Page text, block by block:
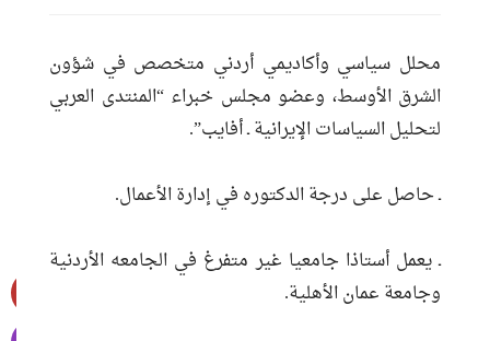
مناطق الخبرة:الشرق الأوسط
اللغات:العربية ـ الإنجليزية
محلل سياسي وأكاديمي أردني متخصص في شؤون
الشرق الأوسط، وعضو مجلس خبراء “المنتدى العربي
لتحليل السياسات الإيرانية ـ أفايب”.
ـ حاصل على درجة الدكتوره في إدارة الأعمال.
ـ يعمل أستاذا جامعيا غير متفرغ في الجامعه الأردنية
وجامعة عمان الأهلية.